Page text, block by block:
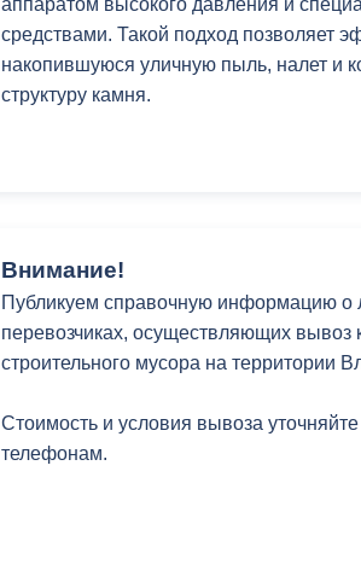
аппаратом высокого давления и
средствами. Такой подход позволяет
накопившуюся уличную пыль, налет и
структуру камня.
Внимание!
Публикуем справочную информацию о
перевозчиках, осуществляющих вывоз
строительного мусора на территории
Стоимость и условия вывоза
телефонам.